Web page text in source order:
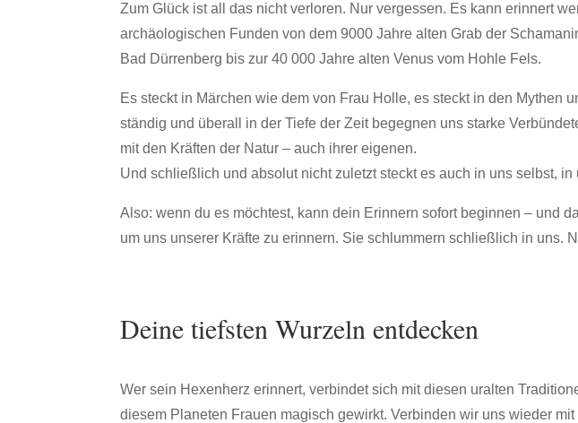
Zum Glück ist all das nicht verloren. Nur vergessen. Es kann erinnert
archäologischen Funden von dem 9000 Jahre alten Grab der
Bad Dürrenberg bis zur 40 000 Jahre alten Venus vom Hohle Fels.
Es steckt in Märchen wie dem von Frau Holle, es steckt in den Mythen
ständig und überall in der Tiefe der Zeit begegnen uns starke
mit den Kräften der Natur – auch ihrer eigenen.
Und schließlich und absolut nicht zuletzt steckt es auch in uns selbst,
Also: wenn du es möchtest, kann dein Erinnern sofort beginnen – und
um uns unserer Kräfte zu erinnern. Sie schlummern schließlich in uns.
Deine tiefsten Wurzeln entdecken
Wer sein Hexenherz erinnert, verbindet sich mit diesen uralten
diesem Planeten Frauen magisch gewirkt. Verbinden wir uns wieder